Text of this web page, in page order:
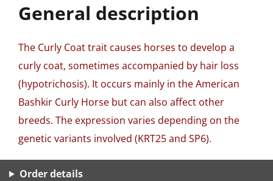
General description
The Curly Coat trait causes horses to develop a
curly coat, sometimes accompanied by hair loss
(hypotrichosis). It occurs mainly in the American
Bashkir Curly Horse but can also affect other
breeds. The expression varies depending on the
genetic variants involved (KRT25 and SP6).
Order details